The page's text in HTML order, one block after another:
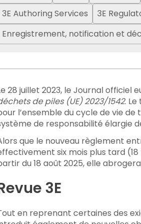
3E Authoring Services
3E
Enregistrement, notification et
Avoid
la préparation des données
28 juillet 2023, le Journal officiel
de piles (UE) 2023/1542.
l’ensemble du cycle de vie de
de responsabilité élargie
que le nouveau règlement
six mois plus tard
du 18 août 2025, elle
3E
en reprenant certaines des